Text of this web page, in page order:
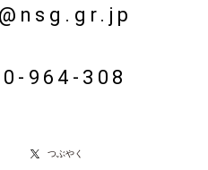
964-308
つぶやく